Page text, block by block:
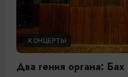
КОНЦЕРТЫ
Два гения органа: